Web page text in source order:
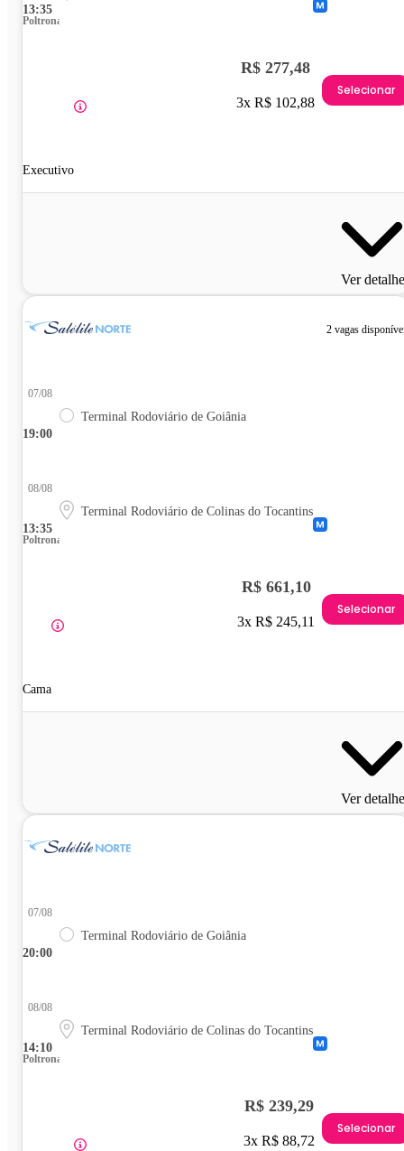
13:35
Poltrona
Executivo
R$ 277,48
3x R$ 102,88
Selecionar
Ver
2 vagas
19:00
07/08
Terminal Rodoviário de Goiânia
13:35
08/08
Terminal Rodoviário de Colinas do Tocantins
Poltrona
Cama
R$ 661,10
3x R$ 245,11
Selecionar
Ver
20:00
07/08
Terminal Rodoviário de Goiânia
14:10
08/08
Terminal Rodoviário de Colinas do Tocantins
Poltrona
R$ 239,29
3x R$ 88,72
Selecionar